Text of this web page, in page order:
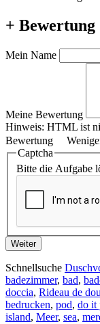
+ Bewertung
Mein Name
Meine Bewertung
Hinweis: HTML ist
Bewertung
Captcha
Bitte die Aufgabe
Weiter
Schnellsuche
badezimmer, bad,
doccia, Rideau de
bedrucken, pod, do it
island, Meer, sea,